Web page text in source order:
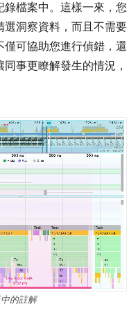
檔案中。這樣一來，您
洞察資料，而且不需要
可協助您進行偵錯，還
事更瞭解發生的情況，
的註解